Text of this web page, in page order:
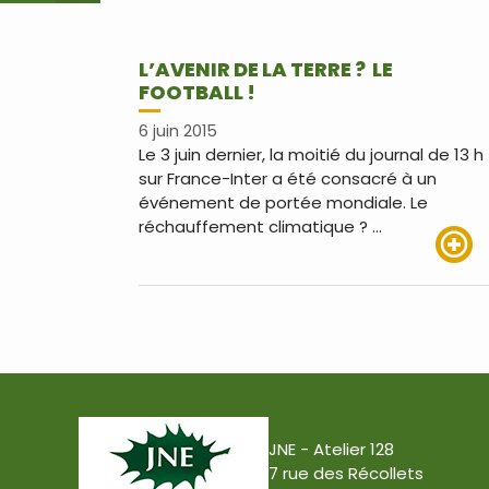
L’AVENIR DE LA TERRE ? LE
FOOTBALL !
6 juin 2015
Le 3 juin dernier, la moitié du journal de 13 h
sur France-Inter a été consacré à un
événement de portée mondiale. Le
réchauffement climatique ? …
JNE - Atelier 128
7 rue des Récollets